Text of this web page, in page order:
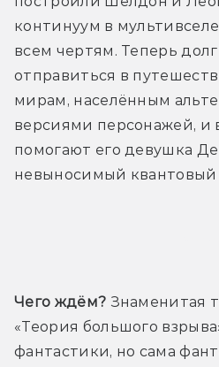
континуум в
всем чертям. Теперь
отправиться в
мирам, населённым
версиями персонажей, и
помогают его девушка
невыносимый
Чего ждём? Знаменитая
«Теория большого
фантастики, но сама